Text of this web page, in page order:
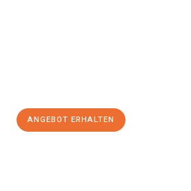
ANGEBOT ERHALTEN